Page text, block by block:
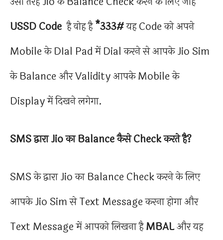
USSD Code है वोह है*333#यह Code को अपने
Mobile के DIal Pad में Dial करने से आपके Jio Sim
के Balance और Validity आपके Mobile के
Display में दिखने लगेगा.
SMS द्वारा Jio का Balance कैसे Check करते है?
SMS के द्वारा Jio का Balance Check करने के लिए
आपके Jio Sim से Text Message करना होगा और
Text Message में आपको लिखना हैMBALऔर यह